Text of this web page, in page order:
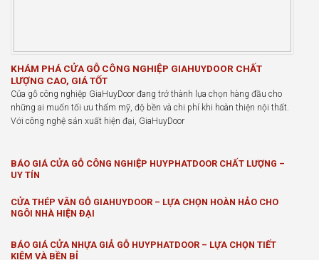
KHÁM PHÁ CỬA GỖ CÔNG NGHIỆP GIAHUYDOOR CHẤT
LƯỢNG CAO, GIÁ TỐT
Cửa gỗ công nghiệp GiaHuyDoor đang trở thành lựa chọn hàng đầu cho
những ai muốn tối ưu thẩm mỹ, độ bền và chi phí khi hoàn thiện nội thất.
Với công nghệ sản xuất hiện đại, GiaHuyDoor
BÁO GIÁ CỬA GỖ CÔNG NGHIỆP HUYPHATDOOR CHẤT LƯỢNG –
UY TÍN
CỬA THÉP VÂN GỖ GIAHUYDOOR – LỰA CHỌN HOÀN HẢO CHO
NGÔI NHÀ HIỆN ĐẠI
BÁO GIÁ CỬA NHỰA GIẢ GỖ HUYPHATDOOR – LỰA CHỌN TIẾT
KIỆM VÀ BỀN BỈ